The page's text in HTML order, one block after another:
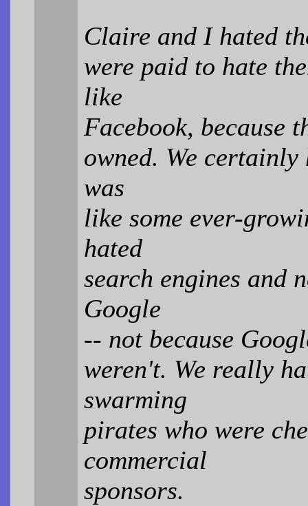
Claire and I hated
were paid to hate
like
Facebook, because
owned. We
was
like some ever-
hated
search engines and
Google
-- not because
weren't. We really
swarming
pirates who were
commercial
sponsors.